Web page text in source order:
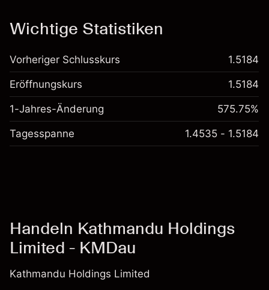
Wichtige Statistiken
Vorheriger Schlusskurs 1.5184
Eröffnungskurs 1.5184
1-Jahres-Änderung 575.75%
Tagesspanne 1.4535 - 1.5184
Handeln Kathmandu Holdings
Limited - KMDau
Kathmandu Holdings Limited